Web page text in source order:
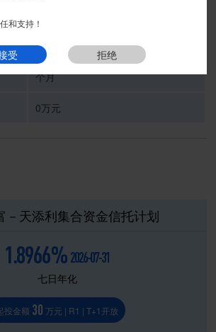
个月
0万元
－天添利集合资金信托计划
1.8966% 2026-07-31
七日年化
投金额 30 万元 | R1 | T+1开放
和支持！
受 拒绝